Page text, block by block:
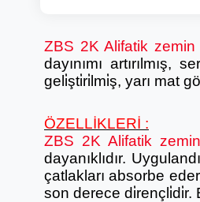
ZBS 2K Alifatik zemin
dayınımı
geli̇şti̇ri̇lmi̇ş, yarı mat
ÖZELLİKLERİ :
ZBS 2K Alifatik
dayanıklıdır.
çatlakları absorbe
son derece di̇rençli̇di̇r.